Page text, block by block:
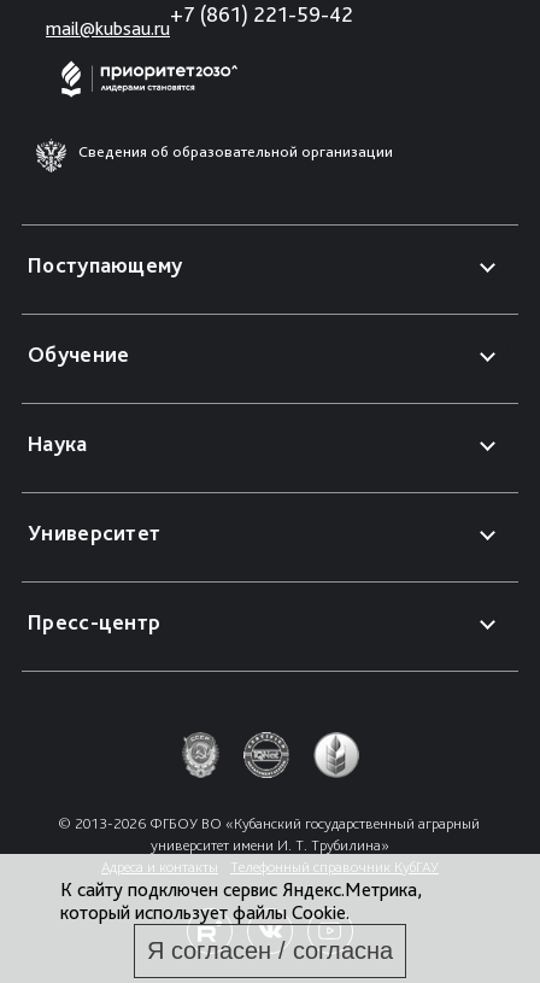
mail@kubsau.ru
+7 (861) 221-59-42
Сведения об образовательной организации
Поступающему
Обучение
Наука
Университет
Пресс-центр
© 2013-2026 ФГБОУ ВО «Кубанский государственный аграрный
университет имени И. Т. Трубилина»
Адреса и контакты
Телефонный справочник КубГАУ
К сайту подключен сервис Яндекс.Метрика,
который использует файлы Cookie.
Я согласен / согласна